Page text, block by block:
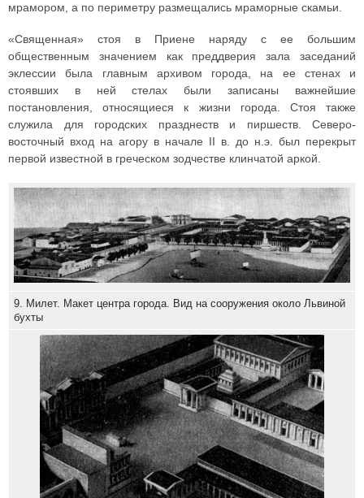
мрамором, а по периметру размещались мраморные скамьи.
«Священная» стоя в Приене наряду с ее большим
общественным значением как преддверия зала заседаний
эклессии была главным архивом города, на ее стенах и
стоявших в ней стелах были записаны важнейшие
постановления, относящиеся к жизни города. Стоя также
служила для городских празднеств и пиршеств. Северо-
восточный вход на агору в начале II в. до н.э. был перекрыт
первой известной в греческом зодчестве клинчатой аркой.
9. Милет. Макет центра города. Вид на сооружения около Львиной
бухты